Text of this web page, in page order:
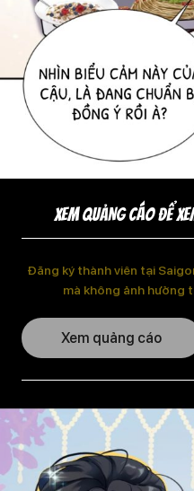
XEM QUẢNG CÁO ĐỂ
Đăng ký thành viên tại
mà không ảnh hưởng
Xem quảng cáo